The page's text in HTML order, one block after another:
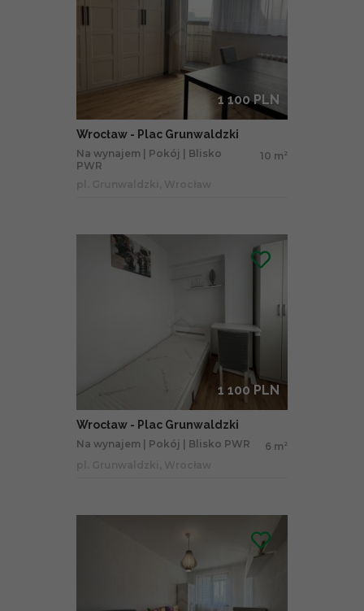
1 100 PLN
Wrocław - Plac Grunwaldzki
Na wynajem | Pokój | Blisko
PWR
10 m 2
1 100 PLN
Wrocław - Plac Grunwaldzki
Na wynajem | Pokój | Blisko PWR 6 m 2